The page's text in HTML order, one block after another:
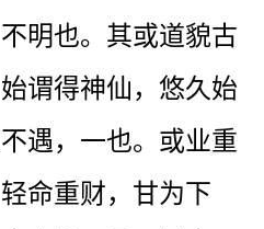
明也。其或道貌古
谓得神仙，悠久始
遇，一也。或业重
命重财，甘为下